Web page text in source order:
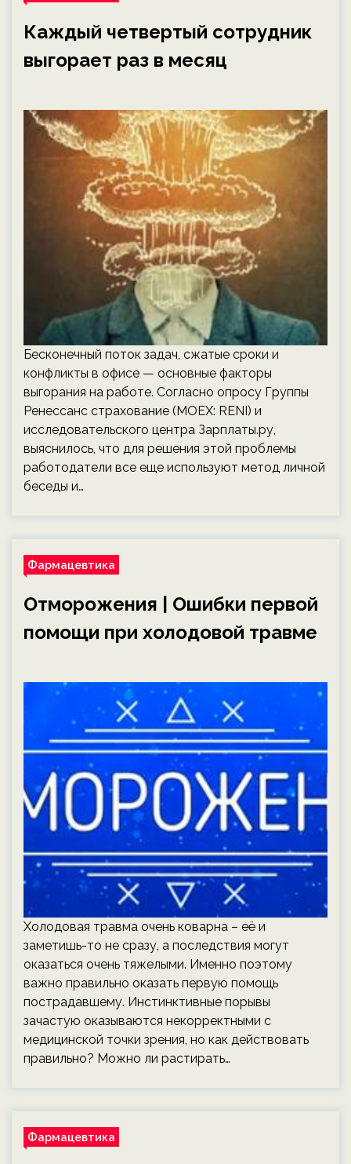
Каждый четвертый сотрудник
выгорает раз в месяц
Бесконечный поток задач, сжатые сроки и
конфликты в офисе — основные факторы
выгорания на работе. Согласно опросу Группы
Ренессанс страхование (MOEX: RENI) и
исследовательского центра Зарплаты.ру,
выяснилось, что для решения этой проблемы
работодатели все еще используют метод личной
беседы и…
Фармацевтика
Отморожения | Ошибки первой
помощи при холодовой травме
Холодовая травма очень коварна – её и
заметишь-то не сразу, а последствия могут
оказаться очень тяжелыми. Именно поэтому
важно правильно оказать первую помощь
пострадавшему. Инстинктивные порывы
зачастую оказываются некорректными с
медицинской точки зрения, но как действовать
правильно? Можно ли растирать…
Фармацевтика